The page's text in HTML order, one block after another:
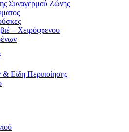
Συναγερμού Ζώνης
– Χειρόφρενου
Είδη Περιποίησης